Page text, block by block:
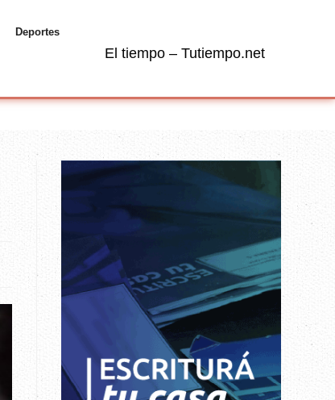
Deportes
El tiempo – Tutiempo.net